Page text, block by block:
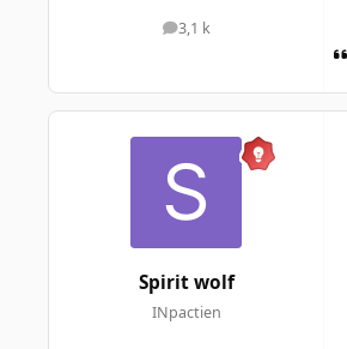
3,1 k
messages
Spirit wolf
INpactien